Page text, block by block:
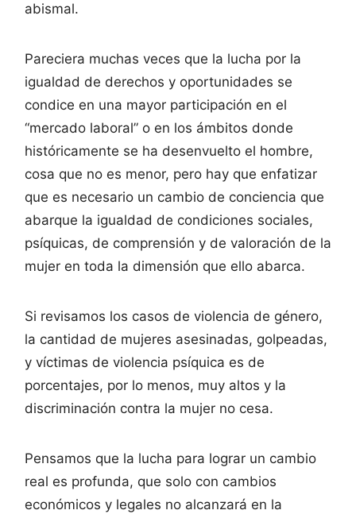
abismal.
Pareciera muchas veces que la lucha por la
igualdad de derechos y oportunidades se
condice en una mayor participación en el
“mercado laboral” o en los ámbitos donde
históricamente se ha desenvuelto el hombre,
cosa que no es menor, pero hay que enfatizar
que es necesario un cambio de conciencia que
abarque la igualdad de condiciones sociales,
psíquicas, de comprensión y de valoración de la
mujer en toda la dimensión que ello abarca.
Si revisamos los casos de violencia de género,
la cantidad de mujeres asesinadas, golpeadas,
y víctimas de violencia psíquica es de
porcentajes, por lo menos, muy altos y la
discriminación contra la mujer no cesa.
Pensamos que la lucha para lograr un cambio
real es profunda, que solo con cambios
económicos y legales no alcanzará en la